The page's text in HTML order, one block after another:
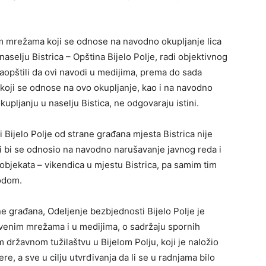
koji se odnose na navodno okupljanje lica
Bistrica – Opština Bijelo Polje, radi objektivnog
da ovi navodi u medijima, prema do sada
se odnose na ovo okupljanje, kao i na navodno
u naselju Bistica, ne odgovaraju istini.
Polje od strane građana mjesta Bistrica nije
se odnosio na navodno narušavanje javnog reda i
– vikendica u mjestu Bistrica, pa samim tim
građana, Odeljenje bezbjednosti Bijelo Polje je
mrežama i u medijima, o sadržaju spornih
državnom tužilaštvu u Bijelom Polju, koji je naložio
a sve u cilju utvrđivanja da li se u radnjama bilo